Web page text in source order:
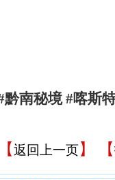
南秘境 #喀斯
返回上一页】 【